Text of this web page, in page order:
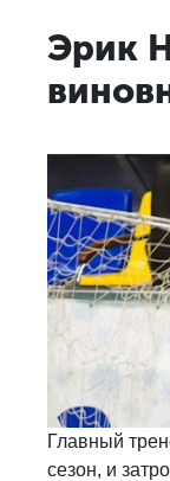
Эрик
Главный
сезон, и